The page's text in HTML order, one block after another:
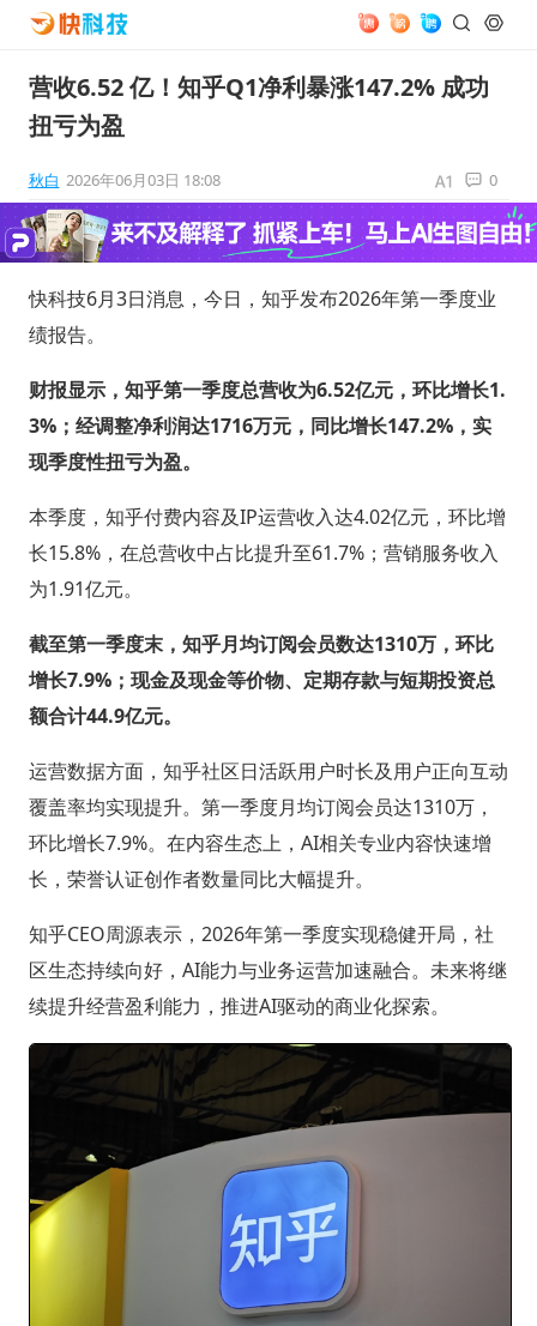
营收6.52 亿！知乎Q1净利暴涨147.2% 成功
扭亏为盈
秋白 2026年06月03日 18:08 0
快科技6月3日消息，今日，知乎发布2026年第一季度业
绩报告。
财报显示，知乎第一季度总营收为6.52亿元，环比增长1.
3%；经调整净利润达1716万元，同比增长147.2%，实
现季度性扭亏为盈。
本季度，知乎付费内容及IP运营收入达4.02亿元，环比增
长15.8%，在总营收中占比提升至61.7%；营销服务收入
为1.91亿元。
截至第一季度末，知乎月均订阅会员数达1310万，环比
增长7.9%；现金及现金等价物、定期存款与短期投资总
额合计44.9亿元。
运营数据方面，知乎社区日活跃用户时长及用户正向互动
覆盖率均实现提升。第一季度月均订阅会员达1310万，
环比增长7.9%。在内容生态上，AI相关专业内容快速增
长，荣誉认证创作者数量同比大幅提升。
知乎CEO周源表示，2026年第一季度实现稳健开局，社
区生态持续向好，AI能力与业务运营加速融合。未来将继
续提升经营盈利能力，推进AI驱动的商业化探索。